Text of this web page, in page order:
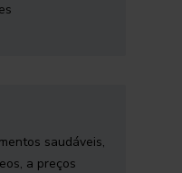
saudáveis,
a preços